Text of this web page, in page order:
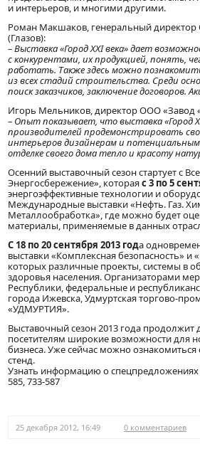
и интерьеров, и многими другими.
Роман Макшаков, генеральный директор
(Глазов):
– Выставка «Город XXI века» дает
с конкурентами, их продукцией, понять,
работать. Также здесь можно
из всех стадий строительства. Среди
поиск заказчиков, заключение договоров.
Игорь Мельников, директор ООО «Завод
– Опыт показывает, что выставка «Город
производителей продемонстрировать
интерьеров дизайнерам и
отделке своего дома тепло и красоту
Осенний выставочный сезон стартует с
Энергосбережение», котораяс 3 по 5
энергоэффективные технологии и
Международные выставки «Нефть. Газ.
Металлообработка», где можно будет
материалы, применяемые в данных
С 18 по 20 сентября 2013 года
выставки «Комплексная безопасность»
которых различные проекты, системы в
здоровья населения. Организаторами
Республики, федеральные и
города Ижевска, Удмуртская торгово-
«УДМУРТИЯ».
Выставочный сезон 2013 года продолжит
посетителям широкие возможности для
бизнеса. Уже сейчас можно ознакомиться
стенд.
Узнать информацию о спецпредложениях
585, 733-587
25 декабря 2012, 16:49 0 комментариев